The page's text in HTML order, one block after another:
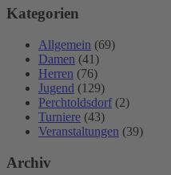
Kategorien
Allgemein (69)
Damen (41)
Herren (76)
Jugend (129)
Perchtoldsdorf (2)
Turniere (43)
Veranstaltungen (39)
Archiv